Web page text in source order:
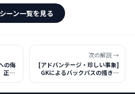
シーン一覧を見る
の侮
正し
次の解説 →
[アドバンテージ・珍しい事象]
GKによるバックパスの掻き出